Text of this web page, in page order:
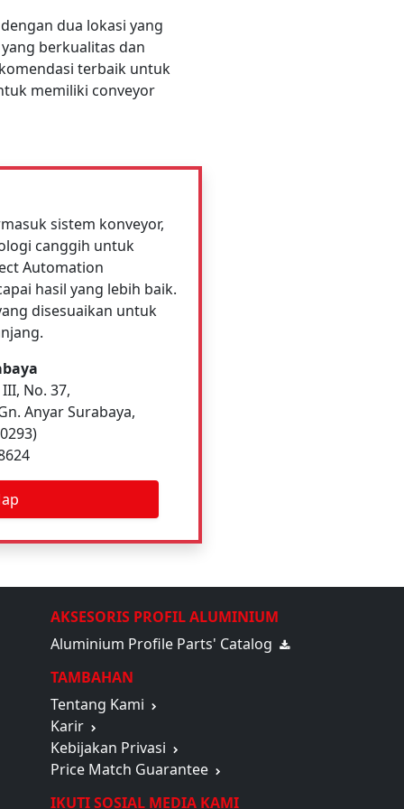
dua lokasi yang
berkualitas dan
terbaik untuk
memiliki conveyor
sistem konveyor,
canggih untuk
Automation
hasil yang lebih baik.
disesuaikan untuk
No. 37,
Anyar Surabaya,
AKSESORIS PROFIL ALUMINIUM
Aluminium Profile Parts' Catalog
TAMBAHAN
Tentang Kami
Karir
Kebijakan Privasi
Price Match Guarantee
IKUTI SOSIAL MEDIA KAMI